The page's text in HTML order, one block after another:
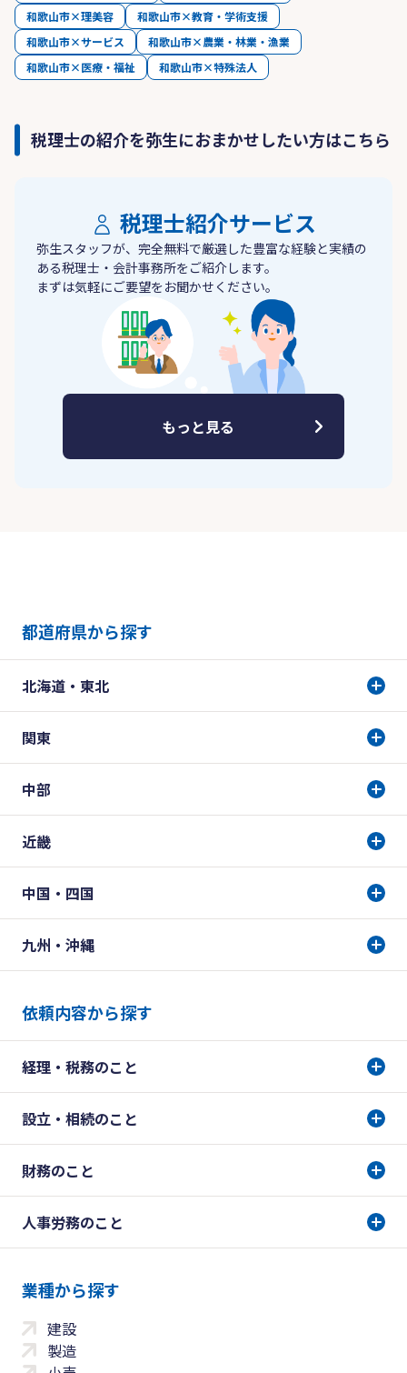
和歌山市×理美容
和歌山市×教育・学術支援
和歌山市×サービス
和歌山市×農業・林業・漁業
和歌山市×医療・福祉
和歌山市×特殊法人
税理士の紹介を弥生におまかせしたい方はこちら
税理士紹介サービス
弥生スタッフが、完全無料で厳選した豊富な経験と実績の
ある税理士・会計事務所をご紹介します。
まずは気軽にご要望をお聞かせください。
もっと見る
都道府県から探す
北海道・東北
関東
中部
近畿
中国・四国
九州・沖縄
依頼内容から探す
経理・税務のこと
設立・相続のこと
財務のこと
人事労務のこと
業種から探す
建設
製造